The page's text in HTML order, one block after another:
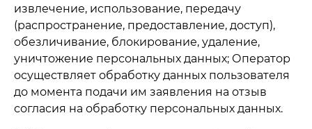
извлечение, использование, передачу
(распространение, предоставление, доступ),
обезличивание, блокирование, удаление,
уничтожение персональных данных; Оператор
осуществляет обработку данных пользователя
до момента подачи им заявления на отзыв
согласия на обработку персональных данных.